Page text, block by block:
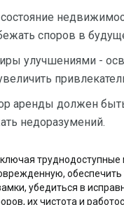
споров в
улучшениями -
аренды должен
недоразумений.
труднодоступные
обеспечить
убедиться в
их чистота и